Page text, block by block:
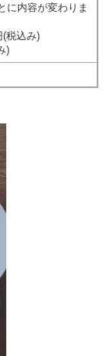
内容が変わりま
(税込み)
)